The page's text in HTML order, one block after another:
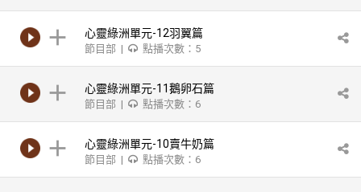
心靈綠洲單元-12羽翼篇
節目部 | 點播次數：5
心靈綠洲單元-11鵝卵石篇
節目部 | 點播次數：6
心靈綠洲單元-10賣牛奶篇
節目部 | 點播次數：6